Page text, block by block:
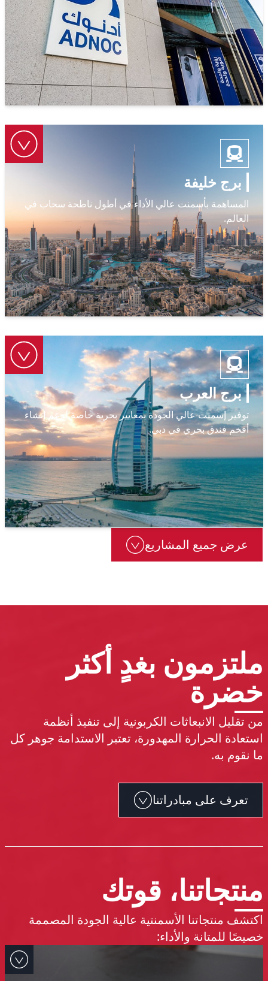
برج خليفة
المساهمة بأسمنت عالي الأداء في أطول ناطحة سحاب في
العالم.
برج العرب
توفير إسمنت عالي الجودة بمعايير بحرية خاصة لدعم إنشاء
أفخم فندق بحري في دبي.
عرض جميع المشاريع
ملتزمون بغدٍ أكثر
خضرة
من تقليل الانبعاثات الكربونية إلى تنفيذ أنظمة
استعادة الحرارة المهدورة، تعتبر الاستدامة جوهر كل
ما نقوم به.
تعرف على مبادراتنا
منتجاتنا، قوتك
اكتشف منتجاتنا الأسمنتية عالية الجودة المصممة
خصيصًا للمتانة والأداء: